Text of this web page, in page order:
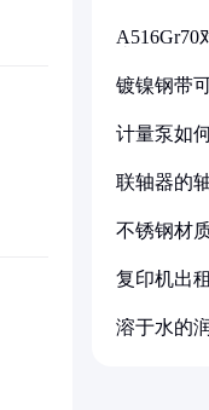
A516Gr70
镀镍钢带
计量泵如
联轴器的
不锈钢材
复印机出
溶于水的